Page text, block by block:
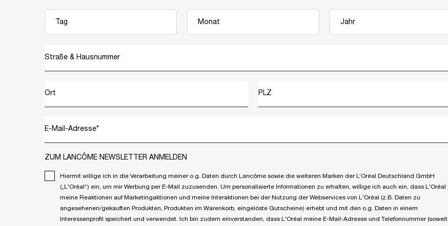
Straße & Hausnummer
Ort PLZ
E-Mail-Adresse*
ZUM LANCÔME NEWSLETTER ANMELDEN
Hiermit willige ich in die Verarbeitung meiner o.g. Daten durch Lancôme sowie die weiteren Marken der L’Oréal Deutschland GmbH
(„L'Oréal“) ein, um mir Werbung per E-Mail zuzusenden. Um personalisierte Informationen zu erhalten, willige ich auch ein, dass L'Oréal
meine Reaktionen auf Marketingaktionen und meine Interaktionen bei der Nutzung der Webservices von L'Oréal (z.B. Daten zu
angesehenen/gekauften Produkten, Produkten im Warenkorb, eingelöste Gutscheine) erhebt und mit den o.g. Daten in einem
Interessenprofil speichert und verwendet. Ich bin zudem einverstanden, dass L'Oréal meine E-Mail-Adresse und Telefonnummer (soweit